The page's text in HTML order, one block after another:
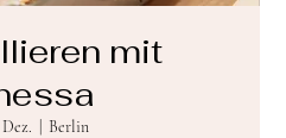
mit
Berlin